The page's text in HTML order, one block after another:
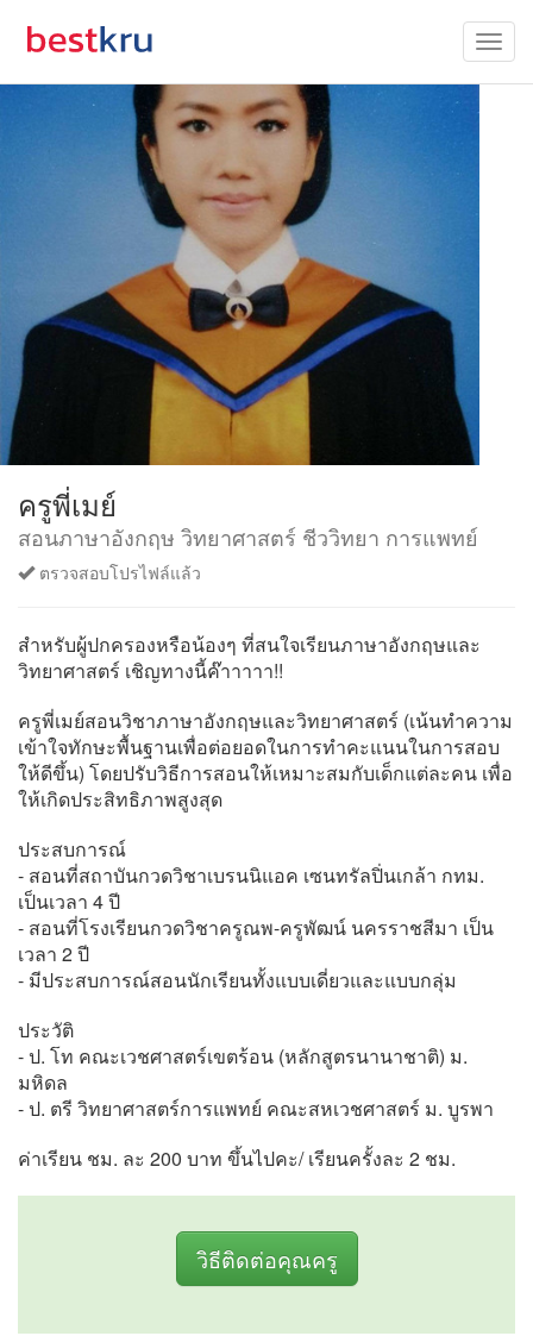
ครูพี่เมย์
สอนภาษาอังกฤษ วิทยาศาสตร์ ชีววิทยา การแพทย์
ตรวจสอบโปรไฟล์แล้ว
สำหรับผู้ปกครองหรือน้องๆ ที่สนใจเรียนภาษาอังกฤษและ
วิทยาศาสตร์ เชิญทางนี้ค๊าาาาา!!
ครูพี่เมย์สอนวิชาภาษาอังกฤษและวิทยาศาสตร์ (เน้นทำความ
เข้าใจทักษะพื้นฐานเพื่อต่อยอดในการทำคะแนนในการสอบ
ให้ดีขึ้น) โดยปรับวิธีการสอนให้เหมาะสมกับเด็กแต่ละคน เพื่อ
ให้เกิดประสิทธิภาพสูงสุด
ประสบการณ์
- สอนที่สถาบันกวดวิชาเบรนนิแอค เซนทรัลปิ่นเกล้า กทม.
เป็นเวลา 4 ปี
- สอนที่โรงเรียนกวดวิชาครูณพ-ครูพัฒน์ นครราชสีมา เป็น
เวลา 2 ปี
- มีประสบการณ์สอนนักเรียนทั้งแบบเดี่ยวและแบบกลุ่ม
ประวัติ
- ป. โท คณะเวชศาสตร์เขตร้อน (หลักสูตรนานาชาติ) ม.
มหิดล
- ป. ตรี วิทยาศาสตร์การแพทย์ คณะสหเวชศาสตร์ ม. บูรพา
ค่าเรียน ชม. ละ 200 บาท ขึ้นไปคะ/ เรียนครั้งละ 2 ชม.
วิธีติดต่อคุณครู